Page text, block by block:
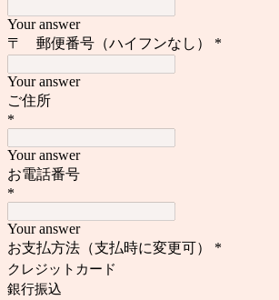
Your answer
〒 郵便番号（ハイフンなし） *
Your answer
ご住所
*
Your answer
お電話番号
*
Your answer
お支払方法（支払時に変更可） *
クレジットカード
銀行振込